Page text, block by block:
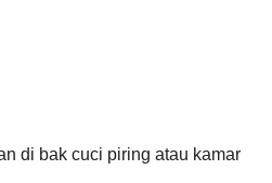
di bak cuci piring atau kamar